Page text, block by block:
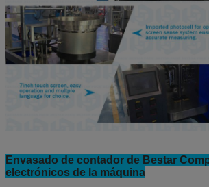
Envasado de contador de Bestar
electrónicos de la máquina